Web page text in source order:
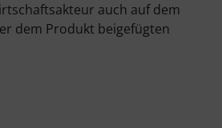
auch auf dem
dem Produkt beigefügten